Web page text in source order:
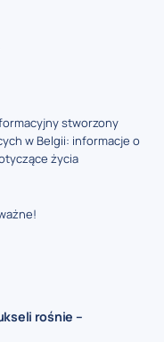
stworzony
w Belgii: informacje o
życia
rośnie –